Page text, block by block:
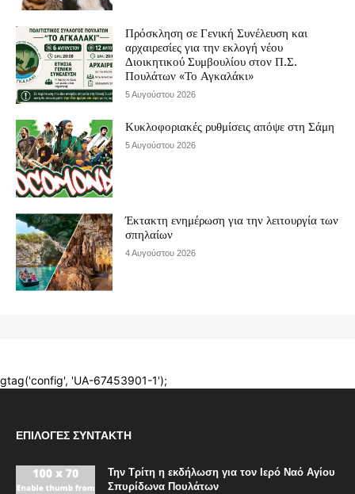
ΕΠΙΛΟΓΈΣ ΣΥΝΤΆΚΤΗ
Την Τρίτη η εκδήλωση για τον Ιερό Ναό Αγίου
Σπυρίδωνα Πουλάτων